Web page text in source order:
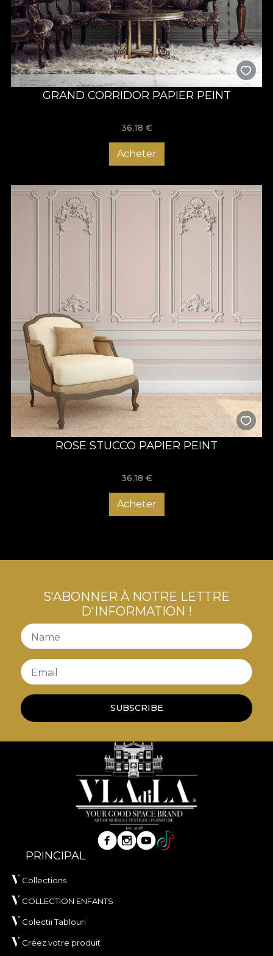
GRAND CORRIDOR PAPIER PEINT
36,18 €
Acheter
ROSE STUCCO PAPIER PEINT
36,18 €
Acheter
S'ABONNER À NOTRE LETTRE
D'INFORMATION !
Name
Email
SUBSCRIBE
PRINCIPAL
Collections
COLLECTION ENFANTS
Colectii Tablouri
Créez votre produit